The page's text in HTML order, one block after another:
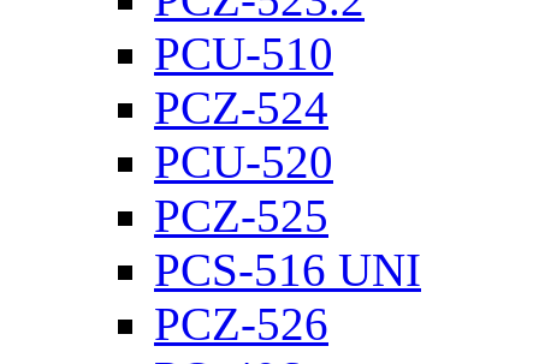
PCU-510
PCZ-524
PCU-520
PCZ-525
PCS-516 UNI
PCZ-526